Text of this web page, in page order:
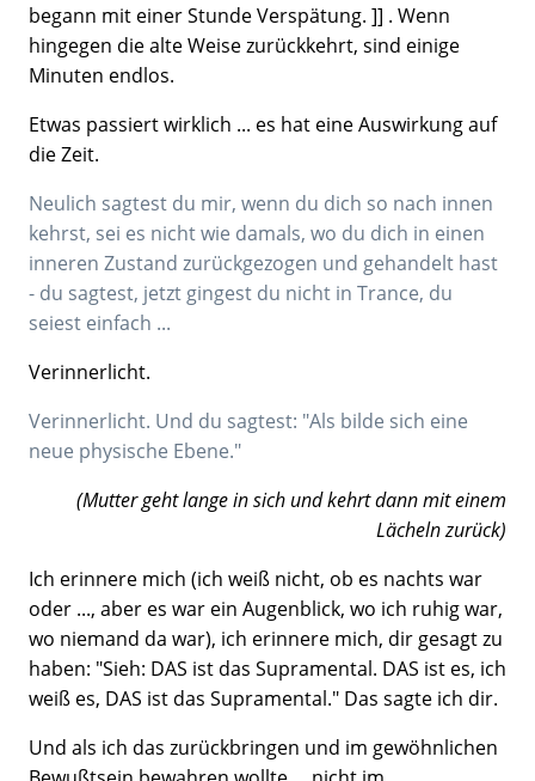
begann mit einer Stunde Verspätung. ]] . Wenn
hingegen die alte Weise zurückkehrt, sind einige
Minuten endlos.
Etwas passiert wirklich ... es hat eine Auswirkung auf
die Zeit.
Neulich sagtest du mir, wenn du dich so nach innen
kehrst, sei es nicht wie damals, wo du dich in einen
inneren Zustand zurückgezogen und gehandelt hast
- du sagtest, jetzt gingest du nicht in Trance, du
seiest einfach ...
Verinnerlicht.
Verinnerlicht. Und du sagtest: "Als bilde sich eine
neue physische Ebene."
(Mutter geht lange in sich und kehrt dann mit einem
Lächeln zurück)
Ich erinnere mich (ich weiß nicht, ob es nachts war
oder ..., aber es war ein Augenblick, wo ich ruhig war,
wo niemand da war), ich erinnere mich, dir gesagt zu
haben: "Sieh: DAS ist das Supramental. DAS ist es, ich
weiß es, DAS ist das Supramental." Das sagte ich dir.
Und als ich das zurückbringen und im gewöhnlichen